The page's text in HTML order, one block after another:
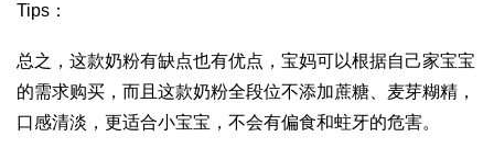
Tips：
总之，这款奶粉有缺点也有优点，宝妈可以根据自己家宝宝
的需求购买，而且这款奶粉全段位不添加蔗糖、麦芽糊精，
口感清淡，更适合小宝宝，不会有偏食和蛀牙的危害。